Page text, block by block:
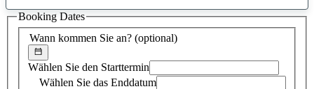
gefundener
Vorschlag
Wann kommen Sie an? (optional)
Wählen Sie den Starttermin
Wählen Sie das Enddatum
Booking Dates